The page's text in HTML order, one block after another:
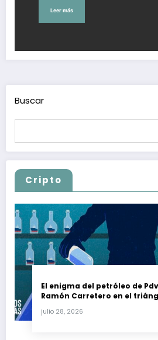
Leer más
Buscar
Cripto
El enigma del petróleo de
Ramón Carretero en el
julio 28, 2026